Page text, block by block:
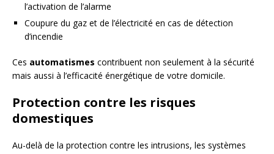
l’activation de l’alarme
Coupure du gaz et de l’électricité en cas de détection
d’incendie
Ces automatismes contribuent non seulement à la sécurité
mais aussi à l’efficacité énergétique de votre domicile.
Protection contre les risques
domestiques
Au-delà de la protection contre les intrusions, les systèmes